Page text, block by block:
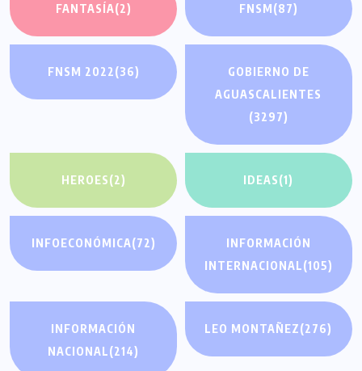
FANTASÍA(2) FNSM(87)
FNSM 2022(36)
GOBIERNO DE
AGUASCALIENTES
(3297)
HEROES(2) IDEAS(1)
INFOECONÓMICA(72)
INFORMACIÓN
INTERNACIONAL(105)
INFORMACIÓN
NACIONAL(214)
LEO MONTAÑEZ(276)